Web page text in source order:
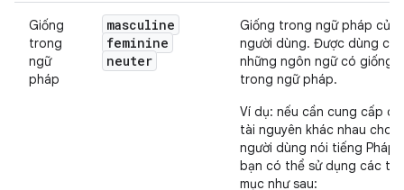
Giống
trong
ngữ
pháp
masculine
feminine
neuter
Giống trong ngữ pháp của
người dùng. Được dùng cho
những ngôn ngữ có giống
trong ngữ pháp.
Ví dụ: nếu cần cung cấp
tài nguyên khác nhau cho
người dùng nói tiếng Pháp,
bạn có thể sử dụng các thư
mục như sau: